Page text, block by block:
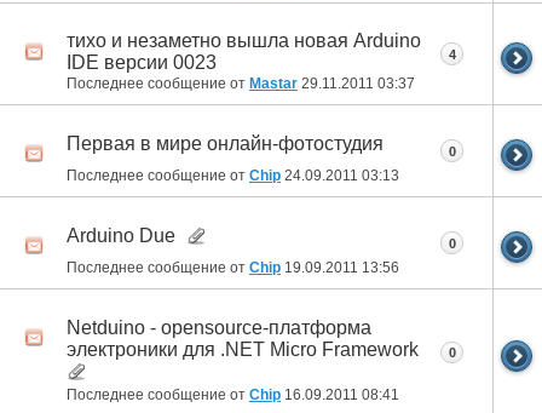
тихо и незаметно вышла новая Arduino
IDE версии 0023
Последнее сообщение от Mastar 29.11.2011 03:37
4
Первая в мире онлайн-фотостудия
Последнее сообщение от Chip 24.09.2011 03:13
0
Arduino Due
Последнее сообщение от Chip 19.09.2011 13:56
0
Netduino - opensource-платформа
электроники для .NET Micro Framework
Последнее сообщение от Chip 16.09.2011 08:41
0